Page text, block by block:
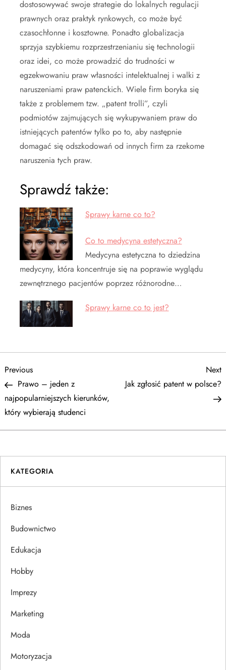
dostosowywać swoje strategie do lokalnych regulacji
prawnych oraz praktyk rynkowych, co może być
czasochłonne i kosztowne. Ponadto globalizacja
sprzyja szybkiemu rozprzestrzenianiu się technologii
oraz idei, co może prowadzić do trudności w
egzekwowaniu praw własności intelektualnej i walki z
naruszeniami praw patenckich. Wiele firm boryka się
także z problemem tzw. „patent trolli”, czyli
podmiotów zajmujących się wykupywaniem praw do
istniejących patentów tylko po to, aby następnie
domagać się odszkodowań od innych firm za rzekome
naruszenia tych praw.
Sprawdź także:
Sprawy karne co to?
Co to medycyna estetyczna?
Medycyna estetyczna to dziedzina
medycyny, która koncentruje się na poprawie wyglądu
zewnętrznego pacjentów poprzez różnorodne…
Sprawy karne co to jest?
N
a
w
g
a
c
a
w
p
s
Previous
Post
Previous
Prawo – jeden z
najpopularniejszych kierunków,
który wybierają studenci
Next
Jak zgłosić patent w polsce?
KATEGORIA
Biznes
Budownictwo
Edukacja
Hobby
Imprezy
Marketing
Moda
Motoryzacja